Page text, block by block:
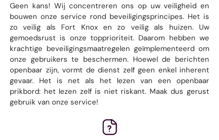
Geen kans! Wij concentreren ons op uw veiligheid en
bouwen onze service rond beveiligingsprincipes. Het is
zo veilig als Fort Knox en zo veilig als huizen. Uw
gemoedsrust is onze topprioriteit. Daarom hebben we
krachtige beveiligingsmaatregelen geïmplementeerd om
onze gebruikers te beschermen. Hoewel de berichten
openbaar zijn, vormt de dienst zelf geen enkel inherent
gevaar. Het is net als het lezen van een openbaar
prikbord: het lezen zelf is niet riskant. Maak dus gerust
gebruik van onze service!